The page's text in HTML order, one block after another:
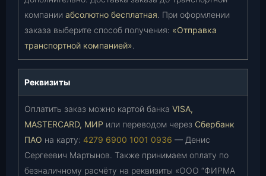
компании абсолютно бесплатная. При оформлении
заказа выберите способ получения: «Отправка
транспортной компанией».
Реквизиты
Оплатить заказ можно картой банка VISA,
MASTERCARD, МИР или переводом через Сбербанк
ПАО на карту: 4279 6900 1001 0936 — Денис
Сергеевич Мартынов. Также принимаем оплату по
безналичному расчёту на реквизиты «ООО “ФИРМА